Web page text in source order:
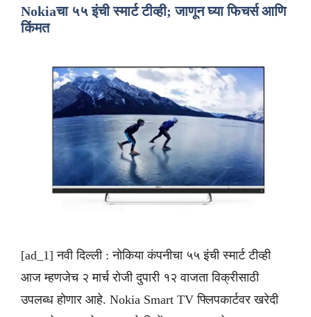
Nokiaचा ५५ इंची स्मार्ट टीव्ही; जाणून घ्या फिचर्स आणि
किंमत
[ad_1] नवी दिल्ली : नोकिया कंपनीचा ५५ इंची स्मार्ट टीव्ही
आज म्हणजेच २ मार्च रोजी दुपारी १२ वाजता विक्रीसाठी
उपलब्ध होणार आहे. Nokia Smart TV फ्लिपकार्टवर खरेदी